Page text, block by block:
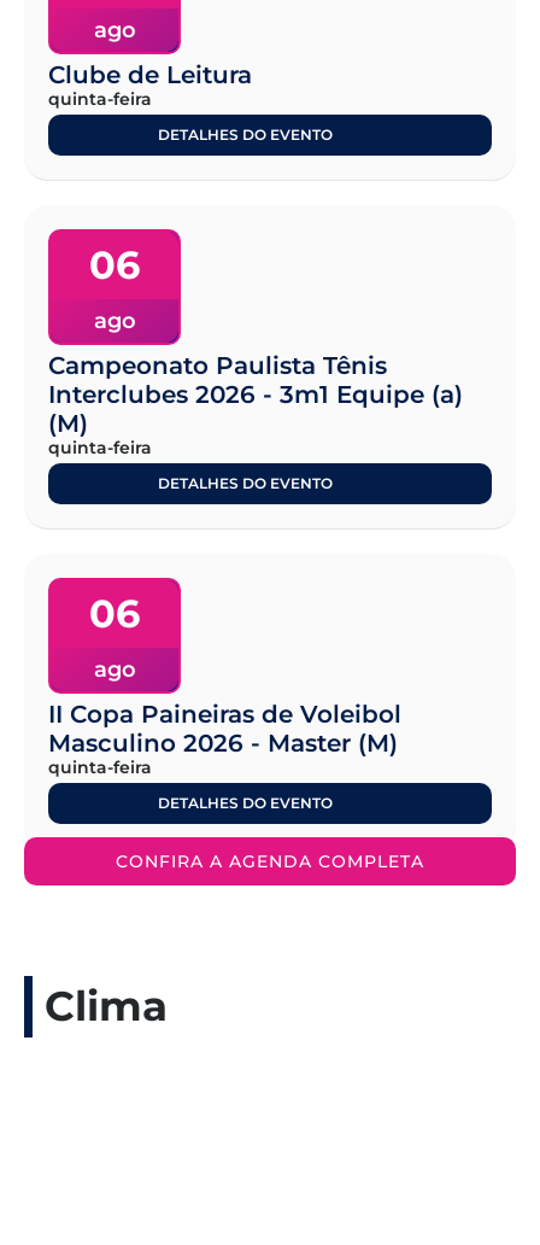
ago
Clube de Leitura
quinta-feira
DETALHES DO EVENTO
06
ago
Campeonato Paulista Tênis
Interclubes 2026 - 3m1 Equipe (a)
(M)
quinta-feira
DETALHES DO EVENTO
06
ago
II Copa Paineiras de Voleibol
Masculino 2026 - Master (M)
quinta-feira
DETALHES DO EVENTO
CONFIRA A AGENDA COMPLETA
Clima